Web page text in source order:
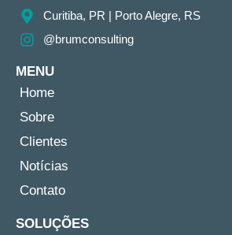
Curitiba, PR​ | Porto Alegre, RS
@brumconsulting
MENU
Home
Sobre
Clientes
Notícias
Contato
SOLUÇÕES